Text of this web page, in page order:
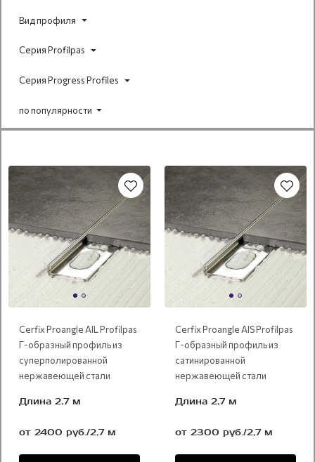
Вид профиля
Серия Profilpas
Серия Progress Profiles
по популярности
Cerfix Proangle AIL Profilpas
Г-образный профиль из
суперполированной
нержавеющей стали
Длина 2,7 м
от 2400 руб./2,7 м
Cerfix Proangle AIS Profilpas
Г-образный профиль из
сатинированной
нержавеющей стали
Длина 2,7 м
от 2300 руб./2,7 м